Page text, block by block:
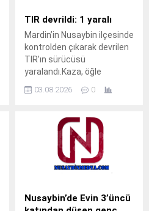
çocuk, pencerenin demir
korkulukları arasına kafasını
sokunca sıkışarak mahsur
kaldı. Çocuğun ağlama
sesini duyan yakınları
yardıma koştu. Durumu fark
eden aile üyeleri, aynı evde...
TIR devrildi: 1 yaralı
Mardin’in Nusaybin ilçesinde
kontrolden çıkarak devrilen
TIR’ın sürücüsü
yaralandı.Kaza, öğle
ilçesine bağlı kırsal Girmeli
uluslararası İpekyolu’nda
meydana
geldi.Sürücüsünün kimliği
ve taşıdığı yük henüz
öğrenilemeyen 33 BED 762
Cizre istikametine seyir
halindeyken kontrolden
03.08.2026 0
Nusaybin’de Evin 3’üncü